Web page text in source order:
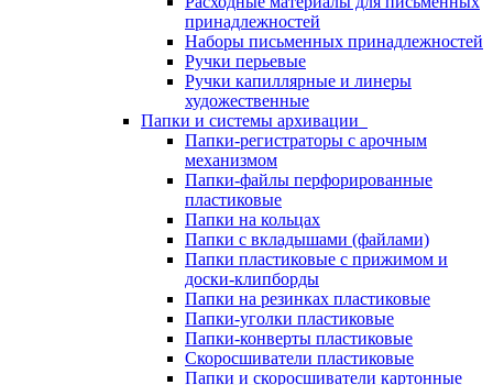
принадлежностей
Наборы письменных принадлежностей
Ручки перьевые
Ручки капиллярные и линеры
художественные
Папки и системы архивации
Папки-регистраторы с арочным
механизмом
Папки-файлы перфорированные
пластиковые
Папки на кольцах
Папки с вкладышами (файлами)
Папки пластиковые с прижимом и
доски-клипборды
Папки на резинках пластиковые
Папки-уголки пластиковые
Папки-конверты пластиковые
Скоросшиватели пластиковые
Папки и скоросшиватели картонные